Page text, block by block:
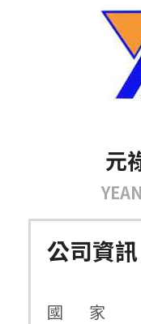
元
公司資訊
國 家